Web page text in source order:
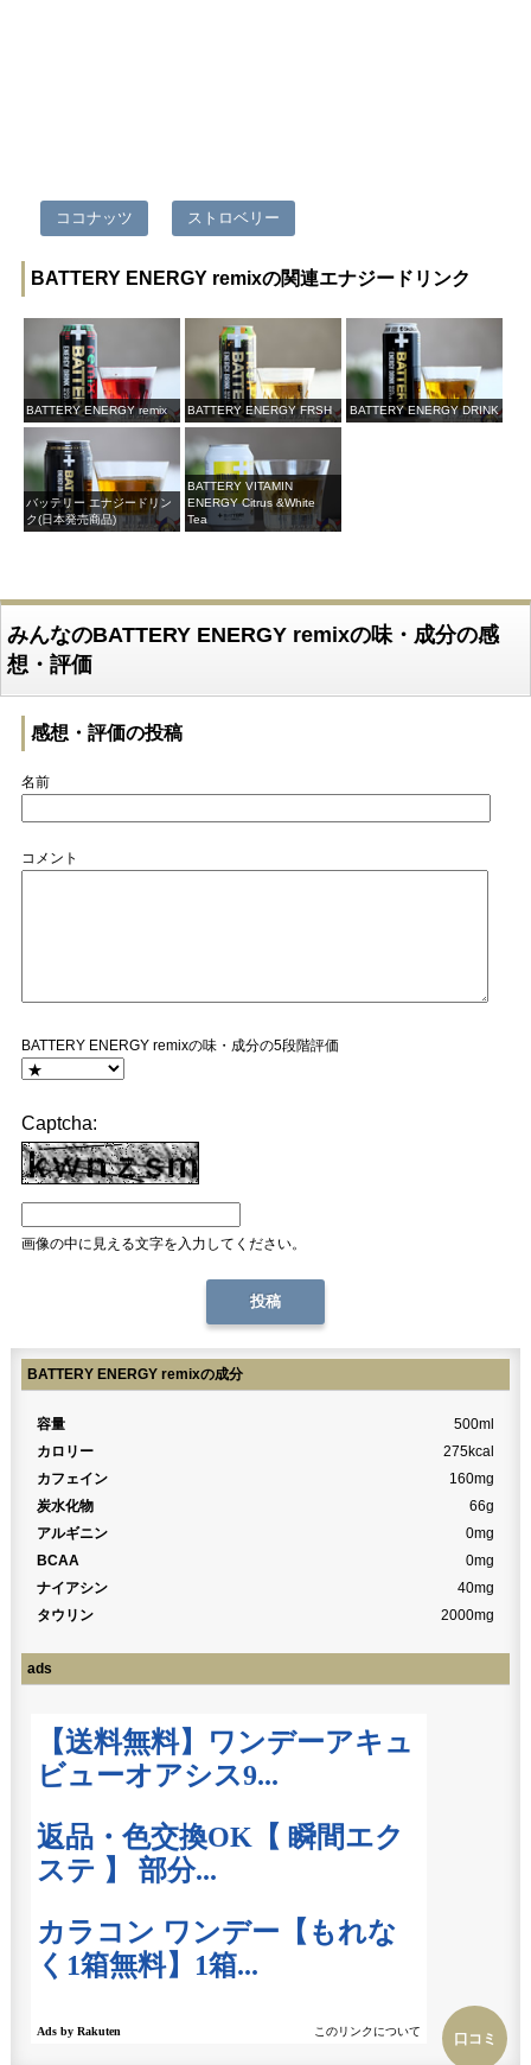
ココナッツ ストロベリー
BATTERY ENERGY remixの関連エナジードリンク
BATTERY ENERGY remix BATTERY ENERGY FRSH BATTERY ENERGY DRINK
バッテリー エナジードリン
ク(日本発売商品)
BATTERY VITAMIN
ENERGY Citrus &White
Tea
みんなのBATTERY ENERGY remixの味・成分の感
想・評価
感想・評価の投稿
名前
コメント
BATTERY ENERGY remixの味・成分の5段階評価
Captcha:
画像の中に見える文字を入力してください。
口コミ
BATTERY ENERGY remixの成分
容量
500ml
カロリー
275kcal
カフェイン
160mg
炭水化物
66g
アルギニン
0mg
BCAA
0mg
ナイアシン
40mg
タウリン
2000mg
ads